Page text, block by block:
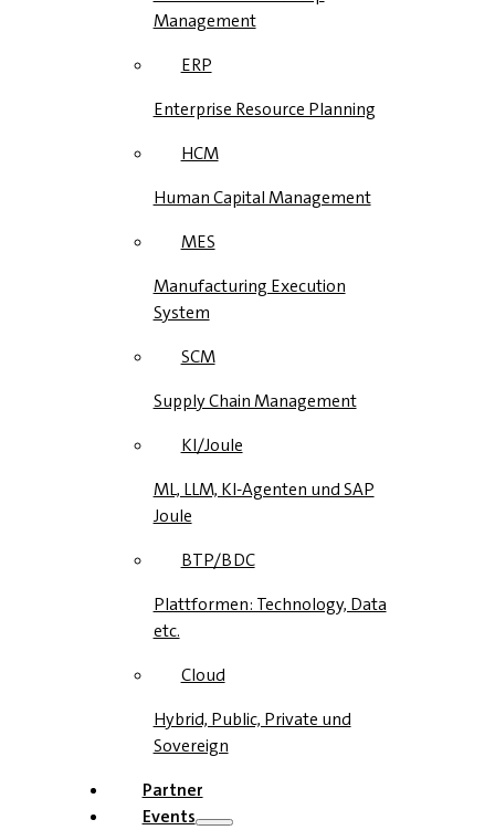
Management
ERP
Enterprise Resource Planning
HCM
Human Capital Management
MES
Manufacturing Execution
System
SCM
Supply Chain Management
KI/Joule
ML, LLM, KI-Agenten und SAP
Joule
BTP/BDC
Plattformen: Technology, Data
etc.
Cloud
Hybrid, Public, Private und
Sovereign
Partner
Events